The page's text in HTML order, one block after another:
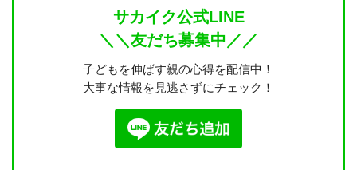
サカイク公式LINE
＼＼友だち募集中／／
子どもを伸ばす親の心得を配信中！
大事な情報を見逃さずにチェック！